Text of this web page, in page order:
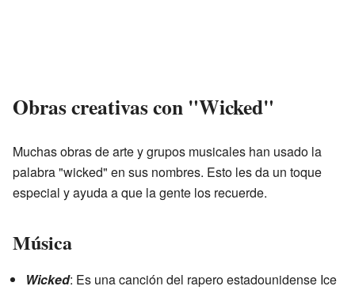
Obras creativas con "Wicked"
Muchas obras de arte y grupos musicales han usado la
palabra "wicked" en sus nombres. Esto les da un toque
especial y ayuda a que la gente los recuerde.
Música
Wicked: Es una canción del rapero estadounidense Ice